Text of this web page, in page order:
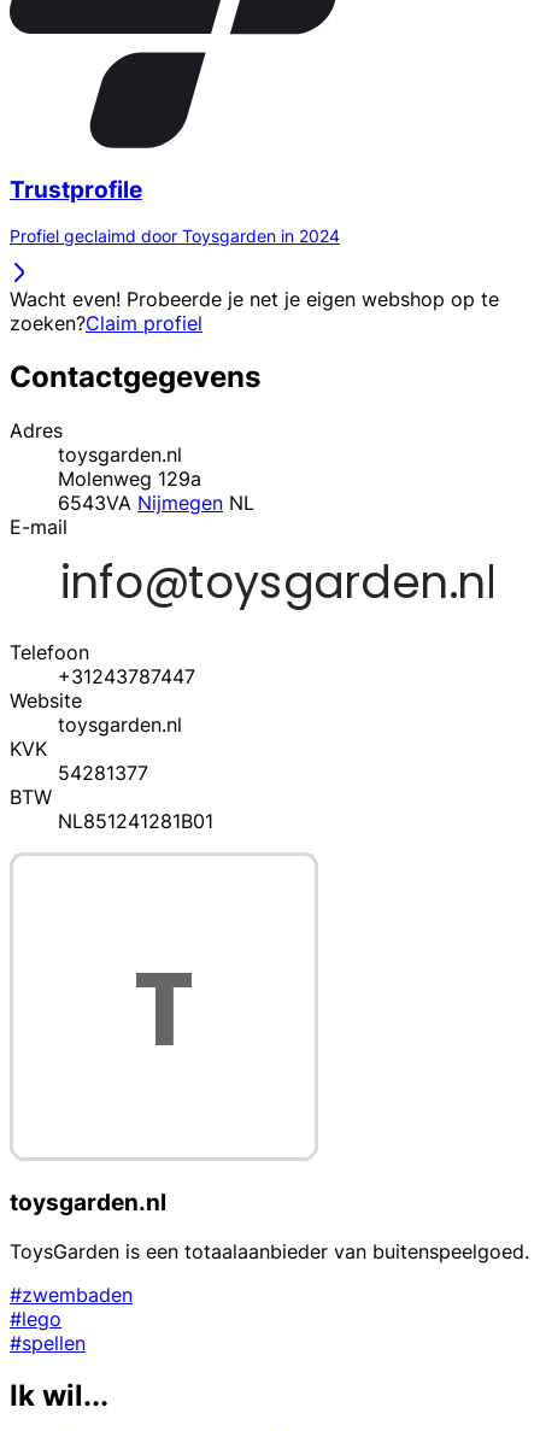
Trustprofile
Profiel geclaimd door Toysgarden in 2024
Wacht even! Probeerde je net je eigen webshop op te
zoeken?Claim profiel
Contactgegevens
Adres
toysgarden.nl
Molenweg 129a
6543VA Nijmegen NL
E-mail
Telefoon
+31243787447
Website
toysgarden.nl
KVK
54281377
BTW
NL851241281B01
toysgarden.nl
ToysGarden is een totaalaanbieder van buitenspeelgoed.
#zwembaden
#lego
#spellen
Ik wil...